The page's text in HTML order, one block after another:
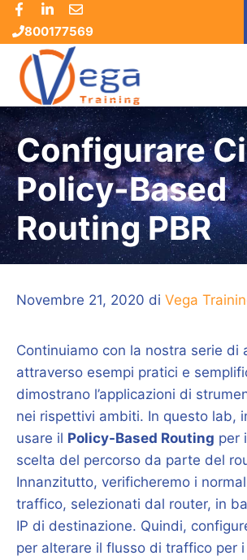
Vai
contenuto
800177569
Configurare
Policy-Based
Routing PBR
Novembre 21, 2020 di Vega
Continuiamo con la nostra serie di
attraverso esempi pratici e
dimostrano l’applicazioni di
nei rispettivi ambiti. In questo lab,
usare il Policy-Based Routing per
scelta del percorso da parte del
Innanzitutto, verificheremo i
traffico, selezionati dal router, in
IP di destinazione. Quindi,
per alterare il flusso di traffico per